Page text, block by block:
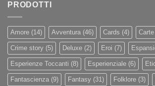
PRODOTTI
Amore (14) Avventura (46) Cards (4) Carte
Crime story (5) Deluxe (2) Eroi (7)
Esperienze Toccanti (8) Esperienziale (6)
Fantascienza (9) Fantasy (31) Folklore (3)